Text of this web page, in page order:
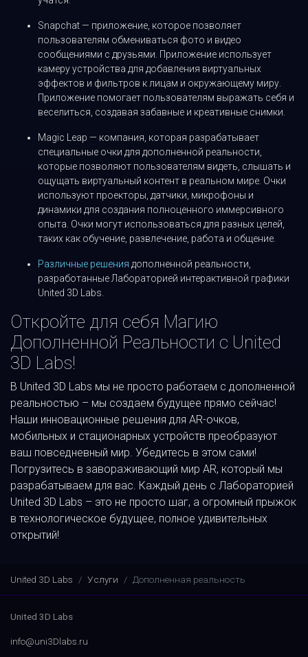
Snapchat — приложение, которое позволяет
пользователям обмениваться фото и видео
сообщениями с друзьями. Приложение использует
камеру устройства для добавления виртуальных
эффектов и фильтров к лицам и окружающему миру.
Приложение помогает пользователям выражать себя и
веселиться, создавая забавные и креативные снимки.
Magic Leap — компания, которая разрабатывает
специальные очки для дополненной реальности,
которые позволяют пользователям видеть, слышать и
ощущать виртуальный контент в реальном мире. Очки
используют проекторы, датчики, микрофоны и
динамики для создания полноценного иммерсивного
опыта. Очки могут использоваться для разных целей,
таких как обучение, развлечение, работа и общение.
Различные решения дополненной реальности,
разработанные Лабораторией интерактивной графики
United 3D Labs.
Откройте для себя Магию
Дополненной Реальности с United
3D Labs!
В United 3D Labs мы не просто работаем с дополненной
реальностью – мы создаем будущее прямо сейчас!
Наши инновационные решения для AR-очков,
мобильных и стационарных устройств преобразуют
ваш повседневный мир. Убедитесь в этом сами!
Погрузитесь в завораживающий мир AR, который мы
разрабатываем для вас. Каждый день с Лабораторией
United 3D Labs – это не просто шаг, а огромный прыжок
в технологическое будущее, полное удивительных
открытий!
United 3D Labs Услуги Дополненная реальность
United 3D Labs
info@uni3Dlabs.ru